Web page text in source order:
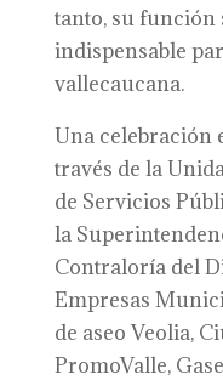
tanto, su función
indispensable
vallecaucana.
Una celebración
través de la
de Servicios
la
Contraloría del
Empresas
de aseo Veolia,
PromoValle,